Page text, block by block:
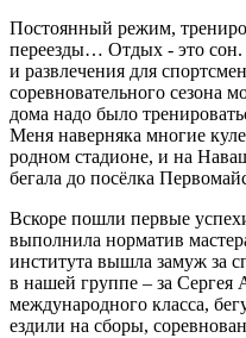
Постоянный режим,
переезды… Отдых - это сон.
и развлечения для
соревновательного сезона
дома надо было
Меня наверняка многие
родном стадионе, и на
бегала до посёлка
Вскоре пошли первые
выполнила норматив
института вышла замуж за
в нашей группе – за Сергея
международного класса,
ездили на сборы,